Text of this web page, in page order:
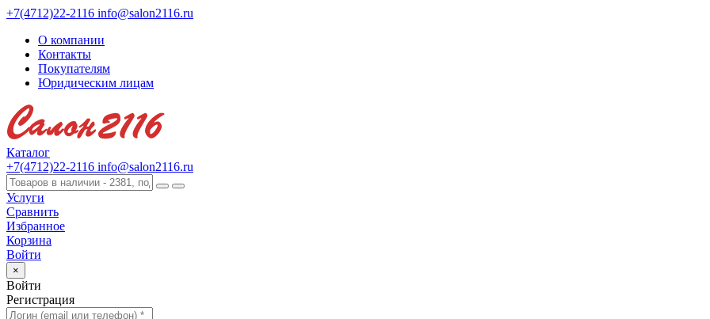
+7(4712)22-2116 info@salon2116.ru
О компании
Контакты
Покупателям
Юридическим лицам
Каталог
+7(4712)22-2116 info@salon2116.ru
Услуги
Сравнить
Избранное
Корзина
Войти
×
Войти
Регистрация